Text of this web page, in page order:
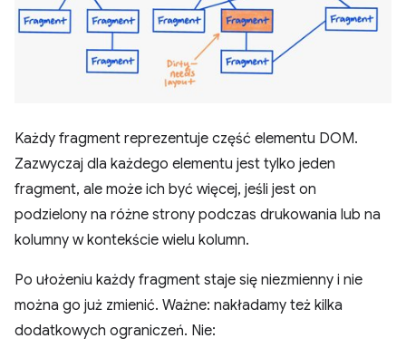
Każdy fragment reprezentuje część elementu DOM.
Zazwyczaj dla każdego elementu jest tylko jeden
fragment, ale może ich być więcej, jeśli jest on
podzielony na różne strony podczas drukowania lub na
kolumny w kontekście wielu kolumn.
Po ułożeniu każdy fragment staje się niezmienny i nie
można go już zmienić. Ważne: nakładamy też kilka
dodatkowych ograniczeń. Nie: